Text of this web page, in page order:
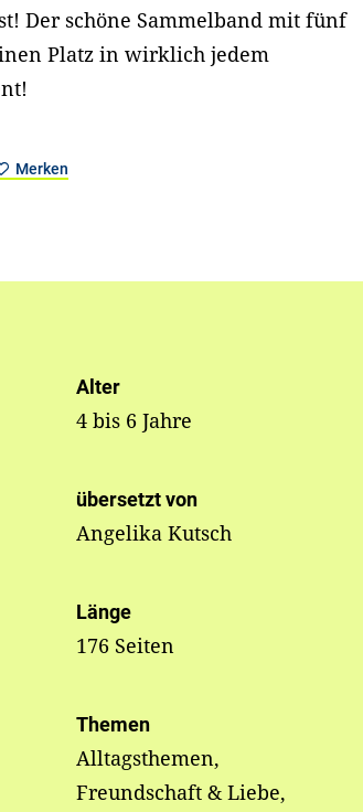
Der schöne Sammelband mit fünf
Platz in wirklich jedem
Merken
Alter
4 bis 6 Jahre
übersetzt von
Angelika Kutsch
Länge
176 Seiten
Themen
Alltagsthemen,
Freundschaft & Liebe,